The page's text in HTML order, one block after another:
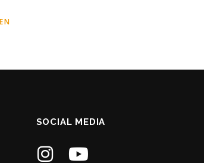
SOCIAL MEDIA